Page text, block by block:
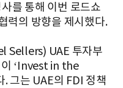
를 통해 이번 로드쇼
력의 방향을 제시했다.
Sellers) UAE 투자부
‘Invest in the
. 그는 UAE의 FDI 정책